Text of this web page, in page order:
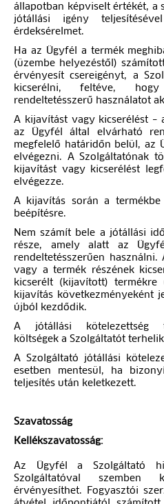
állapotban képviselt értékét, a
jótállási igény
érdeksérelmet.
Ha az Ügyfél a termék
(üzembe helyezéstől)
érvényesít csereigényt, a
kicserélni, feltéve,
rendeltetésszerű használatot
A kijavítást vagy kicserélést –
az Ügyfél által elvárható
megfelelő határidőn belül, az
elvégezni. A Szolgáltatónak
kijavítást vagy kicserélést
elvégezze.
A kijavítás során a
beépítésre.
Nem számít bele a jótállási
része, amely alatt az
rendeltetésszerűen
vagy a termék részének
kicserélt (kijavított) termékre
kijavítás következményeként
újból kezdődik.
A jótállási kötelezettség
költségek a Szolgáltatót
A Szolgáltató jótállási
esetben mentesül, ha
teljesítés után keletkezett.
Szavatosság
Kellékszavatosság:
Az Ügyfél a Szolgáltató
Szolgáltatóval szemben
érvényesíthet. Fogyasztói